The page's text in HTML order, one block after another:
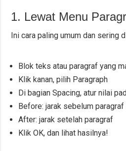
1. Lewat Menu
Ini cara paling umum dan sering
Blok teks atau paragraf yang
Klik kanan, pilih Paragraph
Di bagian Spacing, atur nilai
Before: jarak sebelum paragraf
After: jarak setelah paragraf
Klik OK, dan lihat hasilnya!